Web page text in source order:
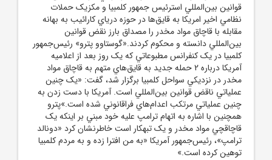
قوانين بين‌المللي استرئيس جمهور کلمبيا و مکزيک حملات
نظامي اخير امريکا به قايق‌ها در حوزه درياي کارائيب به بهانه
مقابله با قاچاق مواد مخدر را مصداق بارز نقض قوانين
بين‌المللي دانسته و محکوم کردند.«گوستاوو پترو» رئيس‌جمهور
کلمبيا در يک کنفرانس مطبوعاتي که يک روز بعد از اعلاميه
آمريکا درباره 2 حمله جديد به قايق‌هاي متهم به قاچاق مواد
مخدر در نزديکي سواحل کلمبيا برگزار شد، گفت: «يک چنين
عملياتي ناقض قوانين بين‌المللي است. آمريکا با دست زدن به
چنين عملياتي مرتکب اعدام‌هاي فراقانوني شده است.»پترو
همچنين با اشاره به اتهام ترامپ عليه خود مبني بر اينکه يک
قاچاقچي مواد مخدر و يک تبهکار است خاطرنشان کرد «دونالد
ترامپ»، رئيس‌جمهور آمريکا «به من افترا زده و به مردم کلمبيا
توهين کرده است.»